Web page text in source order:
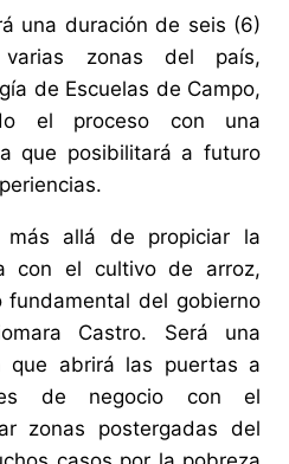
una duración de seis (6)
varias zonas del país,
de Escuelas de Campo,
el proceso con una
que posibilitará a futuro
más allá de propiciar la
con el cultivo de arroz,
del gobierno
Castro. Será una
que abrirá las puertas a
de negocio con el
zonas postergadas del